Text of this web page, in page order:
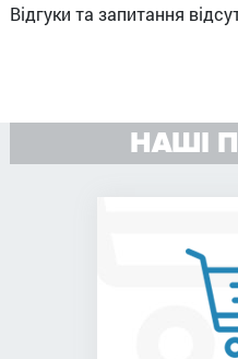
Відгуки та запитання
НАШІ